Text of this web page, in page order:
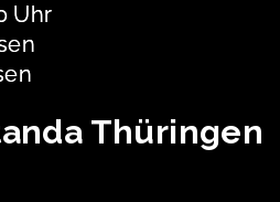
Uhr
Thüringen